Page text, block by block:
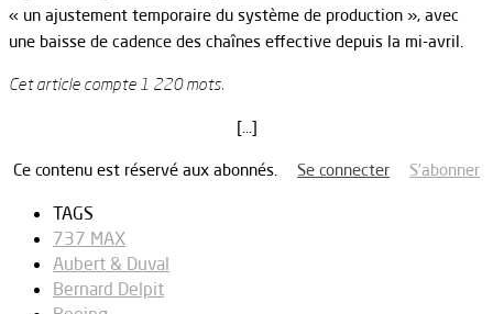
« un ajustement temporaire du système de production », avec
une baisse de cadence des chaînes effective depuis la mi-avril.
Cet article compte 1 220 mots.
[…]
Ce contenu est réservé aux abonnés. Se connecter S’abonner
TAGS
737 MAX
Aubert & Duval
Bernard Delpit